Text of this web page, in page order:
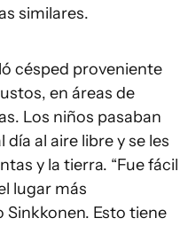
similares.
césped proveniente
en áreas de
Los niños pasaban
al aire libre y se les
y la tierra. “Fue fácil
lugar más
Sinkkonen. Esto tiene